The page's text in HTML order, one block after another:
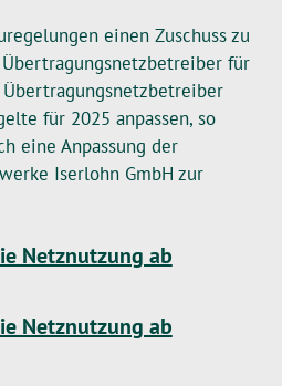
einen Zuschuss zu
für
für 2025 anpassen, so
eine Anpassung der
Iserlohn GmbH zur
Netznutzung ab
Netznutzung ab